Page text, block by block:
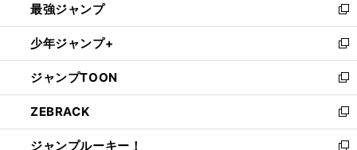
ド
ウ
で
開
く
ィ
ン
ド
ウ
で
開
く
い
ウ
ィ
ン
ド
ウ
で
開
く
最強ジャンプ
新
し
い
ウ
ィ
ン
ド
ウ
で
少年ジャンプ+
新
し
い
ウ
ィ
ン
ド
ジャンプTOON
新
し
い
ウ
ZEBRACK
新
し
ジャンプルーキー！